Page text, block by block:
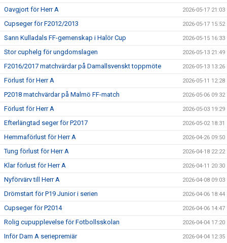
Oavgjort för Herr A 2026-05-17 21:03
Cupseger för F2012/2013 2026-05-17 15:52
Sann Kulladals FF-gemenskap i Halör Cup 2026-05-15 16:33
Stor cuphelg för ungdomslagen 2026-05-13 21:49
F2016/2017 matchvärdar på Damallsvenskt toppmöte 2026-05-13 13:26
Förlust för Herr A 2026-05-11 12:28
P2018 matchvärdar på Malmö FF-match 2026-05-06 09:32
Förlust för Herr A 2026-05-03 19:29
Efterlängtad seger för P2017 2026-05-02 18:31
Hemmaförlust för Herr A 2026-04-26 09:50
Tung förlust för Herr A 2026-04-18 22:22
Klar förlust för Herr A 2026-04-11 20:30
Nyförvärv till Herr A 2026-04-08 09:03
Drömstart för P19 Junior i serien 2026-04-06 18:44
Cupseger för P2014 2026-04-06 14:47
Rolig cupupplevelse för Fotbollsskolan 2026-04-04 17:20
Inför Dam A seriepremiär 2026-04-04 12:35